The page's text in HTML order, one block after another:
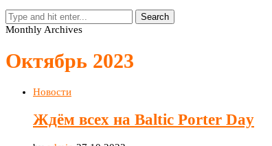
Search
Monthly Archives
Октябрь 2023
Новости
Ждём всех на Baltic Porter Day